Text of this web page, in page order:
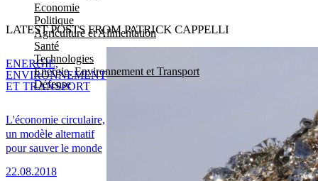
Economie
Politique
Agriculture et Alimentation
Santé
Technologies
Energie, Environnement et Transport
Défense
LATEST POSTS FROM PATRICK CAPPELLI
L'économie circulaire,
un modèle alternatif
pour sauver le monde
22.08.2018
ENERGIE,
ENVIRONNEMENT
ET TRANSPORT